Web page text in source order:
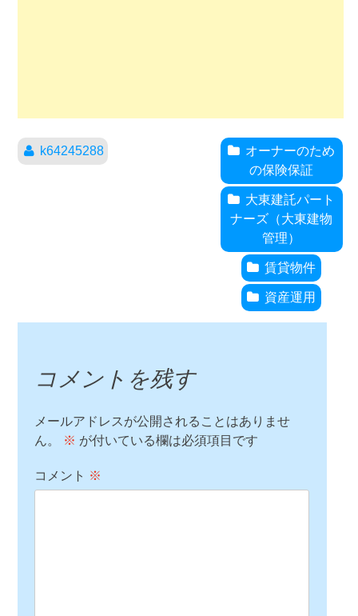
k64245288
オーナーのため
の保険保証
大東建託パート
ナーズ（大東建物
管理）
賃貸物件
資産運用
コメントを残す
メールアドレスが公開されることはありませ
ん。
※ が付いている欄は必須項目です
コメント ※